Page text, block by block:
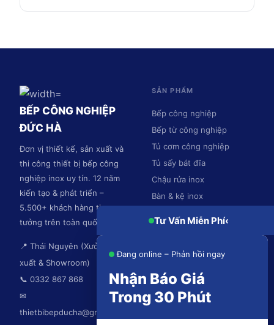
BẾP CÔNG NGHIỆP
ĐỨC HÀ
Đơn vị thiết kế, sản xuất và
thi công thiết bị bếp công
nghiệp inox uy tín. 12 năm
kiến tạo & phát triển –
5.500+ khách hàng tin
tưởng trên toàn quốc.
📍 Thái Nguyên (Xưởng sản
xuất & Showroom)
📞 0332 867 868
✉
thietbibepducha@gmail.com
SẢN PHẨM
Bếp công nghiệp
Bếp từ công nghiệp
Tủ cơm công nghiệp
Tủ sấy bát đĩa
Chậu rửa inox
Bàn & kệ inox
Tư Vấn Miễn Phí‹
Đang online – Phản hồi ngay
Nhận Báo Giá
Trong 30 Phút